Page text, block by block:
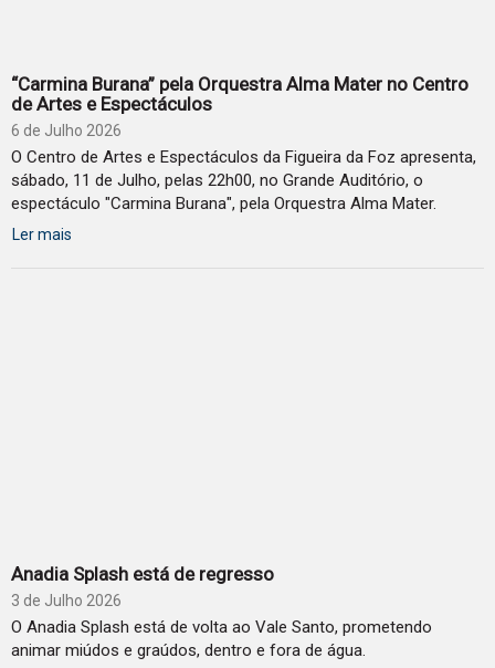
“Carmina Burana” pela Orquestra Alma Mater no Centro
de Artes e Espectáculos
6 de Julho 2026
O Centro de Artes e Espectáculos da Figueira da Foz apresenta,
sábado, 11 de Julho, pelas 22h00, no Grande Auditório, o
espectáculo "Carmina Burana", pela Orquestra Alma Mater.
Ler mais
Anadia Splash está de regresso
3 de Julho 2026
O Anadia Splash está de volta ao Vale Santo, prometendo
animar miúdos e graúdos, dentro e fora de água.